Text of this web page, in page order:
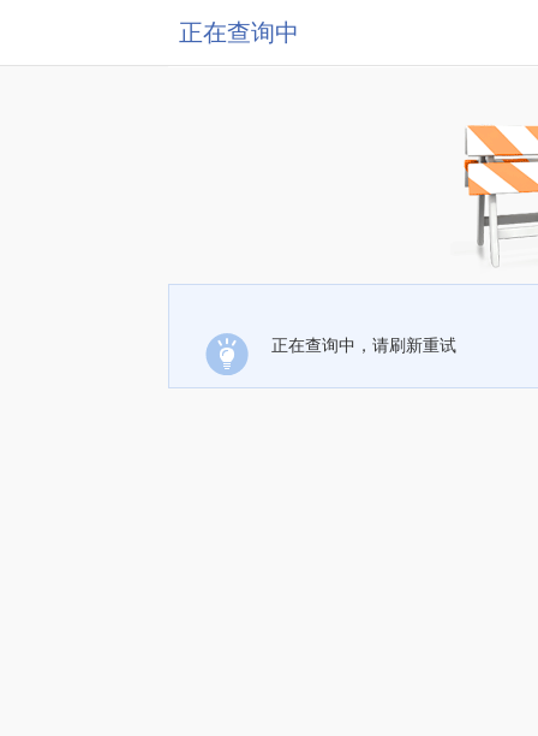
正在查询中
正在查询中，请刷新重试